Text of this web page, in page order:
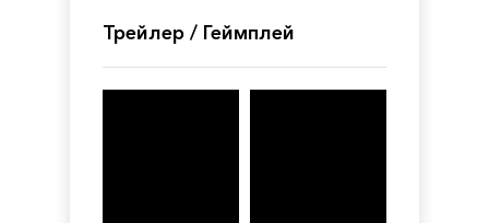
Трейлер / Геймплей